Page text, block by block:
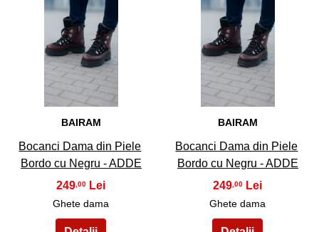
37
BAIRAM
Bocanci Dama din Piele
Bordo cu Negru - ADDE
249 ,00
Ghete dama
38
BAIRAM
Bocanci Dama din Piele
Bordo cu Negru - ADDE
249 ,00
Ghete dama